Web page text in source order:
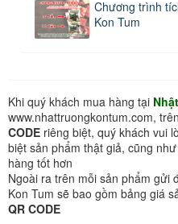
Chương trình
Kon Tum
Khi quý khách mua hàng tại
www.nhattruongkontum.com,
CODE riêng biệt, quý khách vui
biệt sản phẩm thật giả, cũng
hàng tốt hơn
Ngoài ra trên mỗi sản phẩm gửi
Kon Tum sẽ bao gồm bảng giá
QR CODE